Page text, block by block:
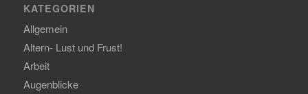
KATEGORIEN
Allgemein
Altern- Lust und Frust!
Arbeit
Augenblicke